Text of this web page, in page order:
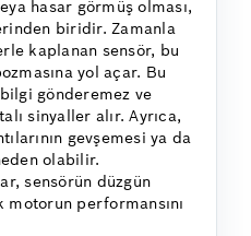
hasar görmüş olması,
biridir. Zamanla
kaplanan sensör, bu
yol açar. Bu
gönderemez ve
sinyaller alır. Ayrıca,
gevşemesi ya da
olabilir.
sensörün düzgün
motorun performansını